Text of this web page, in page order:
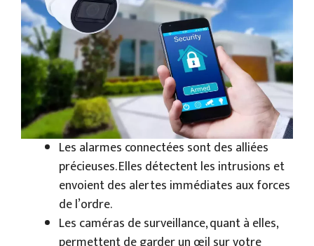
Les alarmes connectées sont des alliées
précieuses. Elles détectent les intrusions et
envoient des alertes immédiates aux forces
de l’ordre.
Les caméras de surveillance, quant à elles,